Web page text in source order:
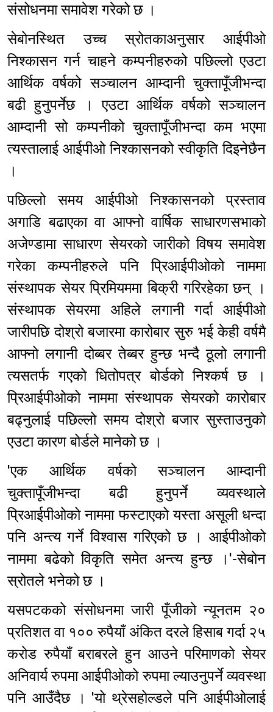
संसोधनमा समावेश गरेको छ ।
सेबोनस्थित उच्च स्रोतकाअनुसार आईपीओ
निश्कासन गर्न चाहने कम्पनीहरुको पछिल्लो एउटा
आर्थिक वर्षको सञ्चालन आम्दानी चुक्तापूँजीभन्दा
बढी हुनुपर्नेछ । एउटा आर्थिक वर्षको सञ्चालन
आम्दानी सो कम्पनीको चुक्तापूँजीभन्दा कम भएमा
त्यस्तालाई आईपीओ निश्कासनको स्वीकृति दिइनेछैन
।
पछिल्लो समय आईपीओ निश्कासनको प्रस्ताव
अगाडि बढाएका वा आफ्नो वार्षिक साधारणसभाको
अजेण्डामा साधारण सेयरको जारीको विषय समावेश
गरेका कम्पनीहरुले पनि प्रिआईपीओको नाममा
संस्थापक सेयर प्रिमियममा बिक्री गरिरहेका छन् ।
संस्थापक सेयरमा अहिले लगानी गर्दा आईपीओ
जारीपछि दोश्रो बजारमा कारोबार सुरु भई केही वर्षमै
आफ्नो लगानी दोब्बर तेब्बर हुन्छ भन्दै ठूलो लगानी
त्यसतर्फ गएको धितोपत्र बोर्डको निश्कर्ष छ ।
प्रिआईपीओको नाममा संस्थापक सेयरको कारोबार
बढ्नुलाई पछिल्लो समय दोश्रो बजार सुस्ताउनुको
एउटा कारण बोर्डले मानेको छ ।
'एक आर्थिक वर्षको सञ्चालन आम्दानी
चुक्तापूँजीभन्दा बढी हुनुपर्ने व्यवस्थाले
प्रिआईपीओको नाममा फस्टाएको यस्ता असूली धन्दा
पनि अन्त्य गर्ने विश्वास गरिएको छ । आईपीओको
नाममा बढेको विकृति समेत अन्त्य हुन्छ ।'-सेबोन
स्रोतले भनेको छ ।
यसपटकको संसोधनमा जारी पूँजीको न्यूनतम २०
प्रतिशत वा १०० रुपैयाँ अंकित दरले हिसाब गर्दा २५
करोड रुपैयाँ बराबरले हुन आउने परिमाणको सेयर
अनिवार्य रुपमा आईपीओको रुपमा ल्याउनुपर्ने व्यवस्था
पनि आउँदैछ । 'यो थ्रेसहोल्डले पनि आईपीओलाई